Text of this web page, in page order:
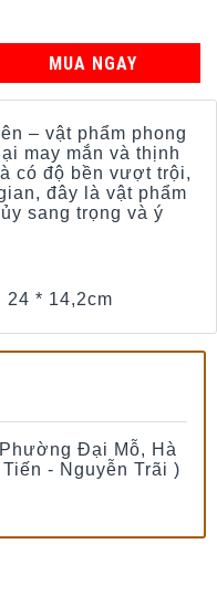
MUA NGAY
– vật phẩm phong
may mắn và thịnh
có độ bền vượt trội,
đây là vật phẩm
sang trọng và ý
* 14,2cm
Đại Mỗ, Hà
- Nguyễn Trãi )